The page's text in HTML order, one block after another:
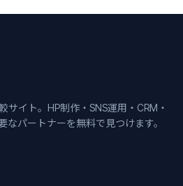
サイト。HP制作・SNS運用・CRM・
なパートナーを無料で見つけます。